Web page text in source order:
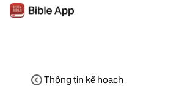
Thông tin kế hoạch